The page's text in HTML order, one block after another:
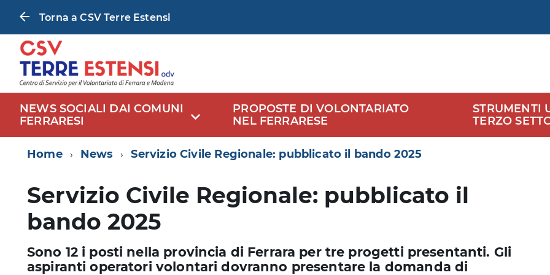
Torna a CSV Terre Estensi
NEWS SOCIALI DAI COMUNI
FERRARESI
PROPOSTE DI VOLONTARIATO
NEL FERRARESE
STRUMENTI
TERZO
Home News Servizio Civile Regionale: pubblicato il bando 2025
Servizio Civile Regionale: pubblicato il
bando 2025
Sono 12 i posti nella provincia di Ferrara per tre progetti presentanti. Gli
aspiranti operatori volontari dovranno presentare la domanda di